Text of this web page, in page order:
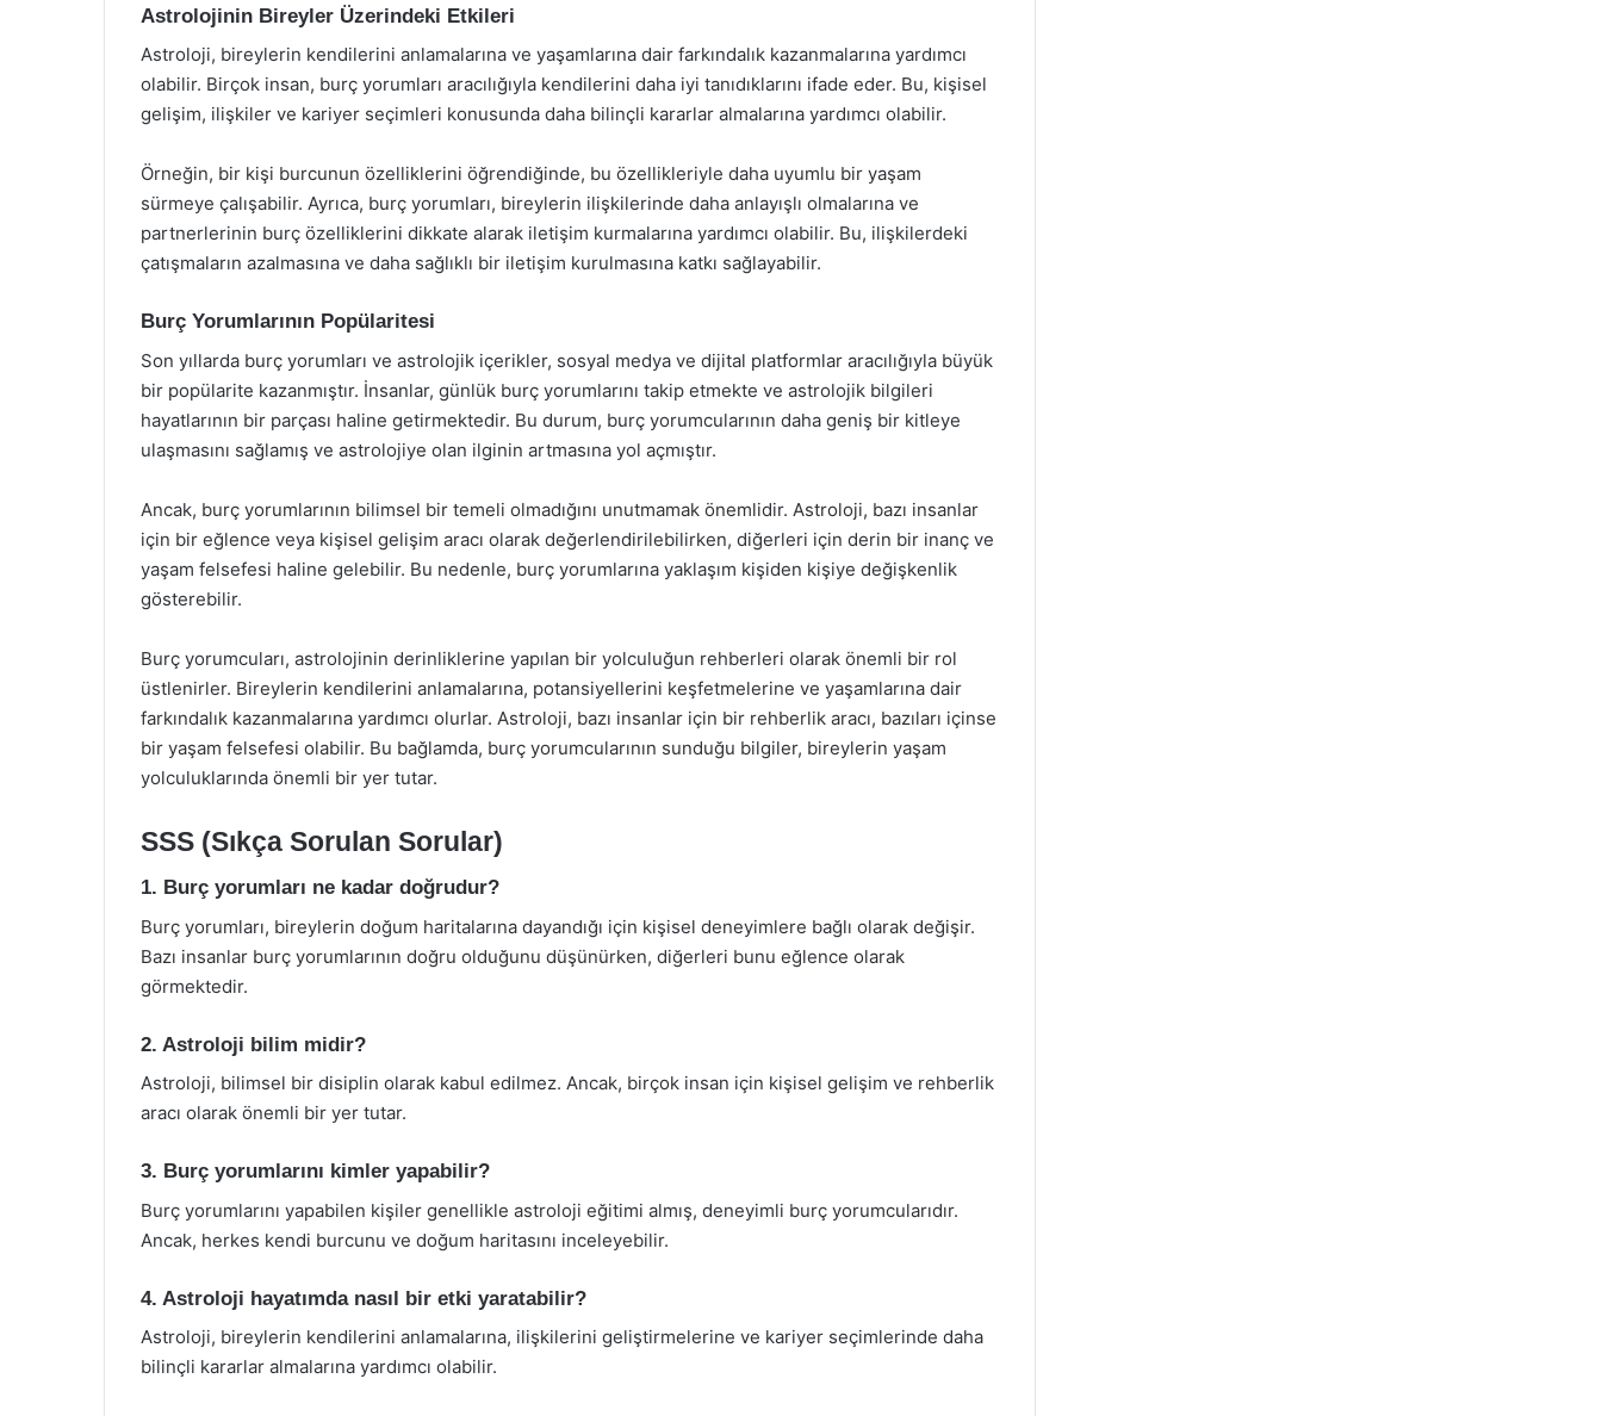
Astrolojinin Bireyler Üzerindeki Etkileri
Astroloji, bireylerin kendilerini anlamalarına ve yaşamlarına dair farkındalık kazanmalarına yardımcı
olabilir. Birçok insan, burç yorumları aracılığıyla kendilerini daha iyi tanıdıklarını ifade eder. Bu, kişisel
gelişim, ilişkiler ve kariyer seçimleri konusunda daha bilinçli kararlar almalarına yardımcı olabilir.
Örneğin, bir kişi burcunun özelliklerini öğrendiğinde, bu özellikleriyle daha uyumlu bir yaşam
sürmeye çalışabilir. Ayrıca, burç yorumları, bireylerin ilişkilerinde daha anlayışlı olmalarına ve
partnerlerinin burç özelliklerini dikkate alarak iletişim kurmalarına yardımcı olabilir. Bu, ilişkilerdeki
çatışmaların azalmasına ve daha sağlıklı bir iletişim kurulmasına katkı sağlayabilir.
Burç Yorumlarının Popülaritesi
Son yıllarda burç yorumları ve astrolojik içerikler, sosyal medya ve dijital platformlar aracılığıyla büyük
bir popülarite kazanmıştır. İnsanlar, günlük burç yorumlarını takip etmekte ve astrolojik bilgileri
hayatlarının bir parçası haline getirmektedir. Bu durum, burç yorumcularının daha geniş bir kitleye
ulaşmasını sağlamış ve astrolojiye olan ilginin artmasına yol açmıştır.
Ancak, burç yorumlarının bilimsel bir temeli olmadığını unutmamak önemlidir. Astroloji, bazı insanlar
için bir eğlence veya kişisel gelişim aracı olarak değerlendirilebilirken, diğerleri için derin bir inanç ve
yaşam felsefesi haline gelebilir. Bu nedenle, burç yorumlarına yaklaşım kişiden kişiye değişkenlik
gösterebilir.
Burç yorumcuları, astrolojinin derinliklerine yapılan bir yolculuğun rehberleri olarak önemli bir rol
üstlenirler. Bireylerin kendilerini anlamalarına, potansiyellerini keşfetmelerine ve yaşamlarına dair
farkındalık kazanmalarına yardımcı olurlar. Astroloji, bazı insanlar için bir rehberlik aracı, bazıları içinse
bir yaşam felsefesi olabilir. Bu bağlamda, burç yorumcularının sunduğu bilgiler, bireylerin yaşam
yolculuklarında önemli bir yer tutar.
SSS (Sıkça Sorulan Sorular)
1. Burç yorumları ne kadar doğrudur?
Burç yorumları, bireylerin doğum haritalarına dayandığı için kişisel deneyimlere bağlı olarak değişir.
Bazı insanlar burç yorumlarının doğru olduğunu düşünürken, diğerleri bunu eğlence olarak
görmektedir.
2. Astroloji bilim midir?
Astroloji, bilimsel bir disiplin olarak kabul edilmez. Ancak, birçok insan için kişisel gelişim ve rehberlik
aracı olarak önemli bir yer tutar.
3. Burç yorumlarını kimler yapabilir?
Burç yorumlarını yapabilen kişiler genellikle astroloji eğitimi almış, deneyimli burç yorumcularıdır.
Ancak, herkes kendi burcunu ve doğum haritasını inceleyebilir.
4. Astroloji hayatımda nasıl bir etki yaratabilir?
Astroloji, bireylerin kendilerini anlamalarına, ilişkilerini geliştirmelerine ve kariyer seçimlerinde daha
bilinçli kararlar almalarına yardımcı olabilir.